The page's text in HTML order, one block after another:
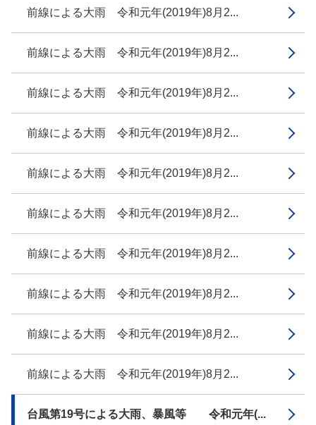
前線による大雨 令和元年(2019年)8月2...
前線による大雨 令和元年(2019年)8月2...
前線による大雨 令和元年(2019年)8月2...
前線による大雨 令和元年(2019年)8月2...
前線による大雨 令和元年(2019年)8月2...
前線による大雨 令和元年(2019年)8月2...
前線による大雨 令和元年(2019年)8月2...
前線による大雨 令和元年(2019年)8月2...
前線による大雨 令和元年(2019年)8月2...
前線による大雨 令和元年(2019年)8月2...
台風第19号による大雨、暴風等 令和元年(...